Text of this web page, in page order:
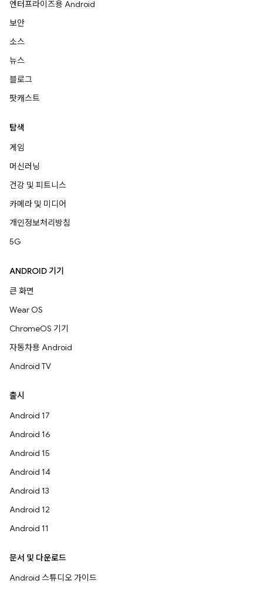
엔터프라이즈용 Android
보안
소스
뉴스
블로그
팟캐스트
탐색
게임
머신러닝
건강 및 피트니스
카메라 및 미디어
개인정보처리방침
5G
ANDROID 기기
큰 화면
Wear OS
ChromeOS 기기
자동차용 Android
Android TV
출시
Android 17
Android 16
Android 15
Android 14
Android 13
Android 12
Android 11
문서 및 다운로드
Android 스튜디오 가이드